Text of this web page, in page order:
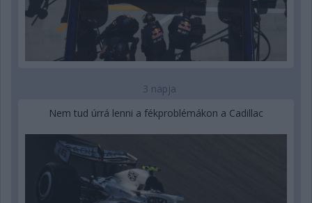
3 napja
Nem tud úrrá lenni a fékproblémákon a Cadillac